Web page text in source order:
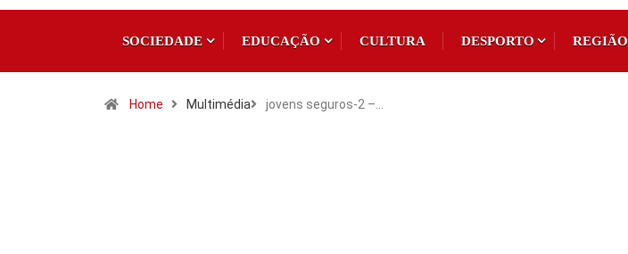
SOCIEDADE EDUCAÇÃO CULTURA DESPORTO REGIÃO
Home Multimédia jovens seguros-2 –…